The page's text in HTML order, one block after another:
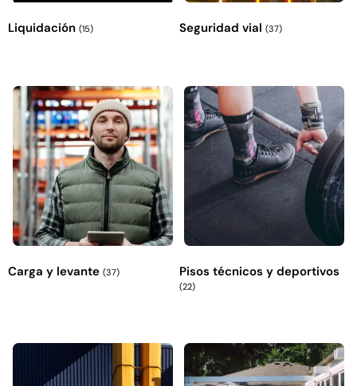
Liquidación (15) Seguridad vial (37)
Carga y levante (37) Pisos técnicos y deportivos
(22)